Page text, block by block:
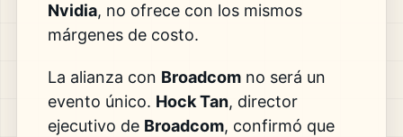
Nvidia, no ofrece con los mismos
márgenes de costo.
La alianza con Broadcomno será un
evento único. Hock Tan, director
ejecutivo de Broadcom, confirmó que